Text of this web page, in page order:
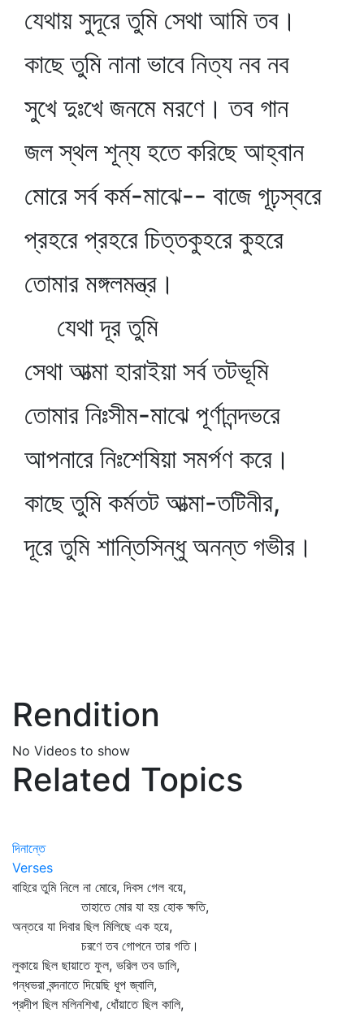
যেথায় সুদূরে তুমি সেথা আমি তব।
কাছে তুমি নানা ভাবে নিত্য নব নব
সুখে দুঃখে জনমে মরণে। তব গান
জল স্থল শূন্য হতে করিছে আহ্বান
মোরে সর্ব কর্ম-মাঝে-- বাজে গূঢ়স্বরে
প্রহরে প্রহরে চিত্তকুহরে কুহরে
তোমার মঙ্গলমন্ত্র।
যেথা দূর তুমি
সেথা আত্মা হারাইয়া সর্ব তটভূমি
তোমার নিঃসীম-মাঝে পূর্ণানন্দভরে
আপনারে নিঃশেষিয়া সমর্পণ করে।
কাছে তুমি কর্মতট আত্মা-তটিনীর,
দূরে তুমি শান্তিসিন্ধু অনন্ত গভীর।
Rendition
No Videos to show
Related Topics
দিনান্তে
Verses
বাহিরে তুমি নিলে না মোরে, দিবস গেল বয়ে,
তাহাতে মোর যা হয় হোক ক্ষতি,
অন্তরে যা দিবার ছিল মিলিছে এক হয়ে,
চরণে তব গোপনে তার গতি।
লুকায়ে ছিল ছায়াতে ফুল, ভরিল তব ডালি,
গন্ধভরা বন্দনাতে দিয়েছি ধূপ জ্বালি,
প্রদীপ ছিল মলিনশিখা, ধোঁয়াতে ছিল কালি,